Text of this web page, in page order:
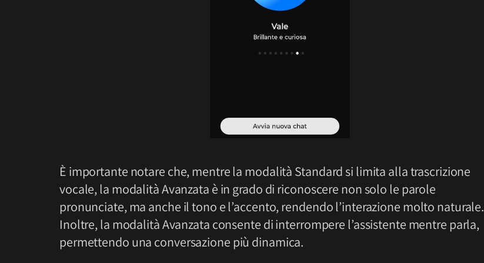
È importante notare che, mentre la modalità Standard si limita alla trascrizione
vocale, la modalità Avanzata è in grado di riconoscere non solo le parole
pronunciate, ma anche il tono e l’accento, rendendo l’interazione molto naturale.
Inoltre, la modalità Avanzata consente di interrompere l’assistente mentre parla,
permettendo una conversazione più dinamica.